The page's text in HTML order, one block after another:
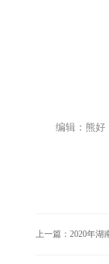
编辑：熊好
上一篇： 2020年湖南省